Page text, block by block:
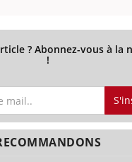
? Abonnez-vous à la
!